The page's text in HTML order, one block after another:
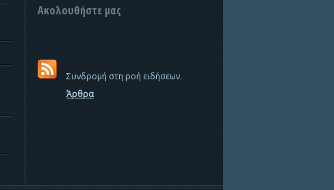
Ακολουθήστε μας
Συνδρομή στη ροή ειδήσεων.
Άρθρα